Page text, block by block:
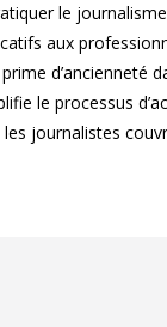
le
aux
d’ancienneté
le processus
journalistes